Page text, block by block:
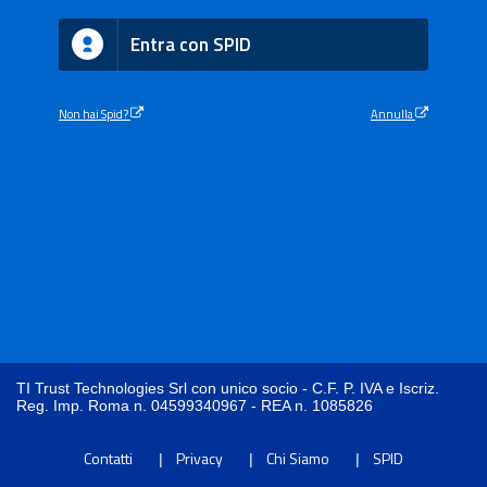
Entra con SPID
Non hai Spid? Annulla
TI Trust Technologies Srl con unico socio - C.F. P. IVA e Iscriz.
Reg. Imp. Roma n. 04599340967 - REA n. 1085826
Contatti Privacy Chi Siamo SPID